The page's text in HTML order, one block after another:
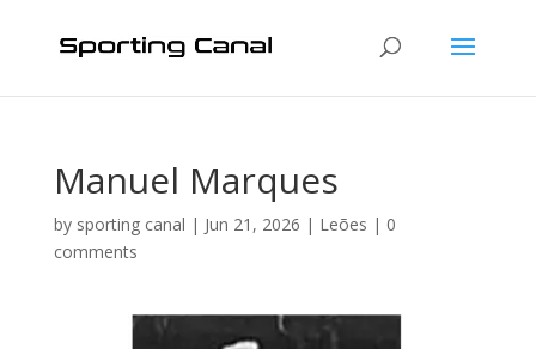
Manuel Marques
by sporting canal | Jun 21, 2026 | Leões | 0
comments